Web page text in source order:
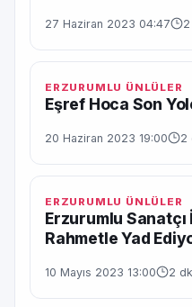
27 Haziran 2023 04:47
ERZURUMLU ÜNLÜLER
Eşref Hoca Son
20 Haziran 2023 19:00 2
ERZURUMLU ÜNLÜLER
Erzurumlu Sanatçı
Rahmetle Yad
10 Mayıs 2023 13:00 2 dk